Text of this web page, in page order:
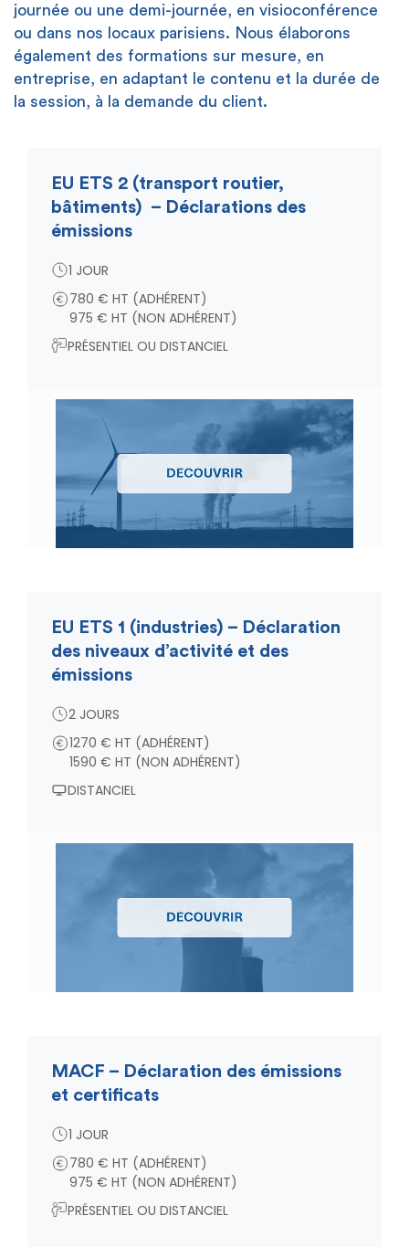
journée ou une demi-journée, en visioconférence
ou dans nos locaux parisiens. Nous élaborons
également des formations sur mesure, en
entreprise, en adaptant le contenu et la durée de
la session, à la demande du client.
EU ETS 2 (transport routier,
bâtiments) – Déclarations des
émissions
1 JOUR
780 € HT (ADHÉRENT)
975 € HT (NON ADHÉRENT)
PRÉSENTIEL OU DISTANCIEL
EU ETS 1 (industries) – Déclaration
des niveaux d’activité et des
émissions
2 JOURS
1270 € HT (ADHÉRENT)
1590 € HT (NON ADHÉRENT)
DISTANCIEL
MACF – Déclaration des émissions
et certificats
1 JOUR
780 € HT (ADHÉRENT)
975 € HT (NON ADHÉRENT)
PRÉSENTIEL OU DISTANCIEL